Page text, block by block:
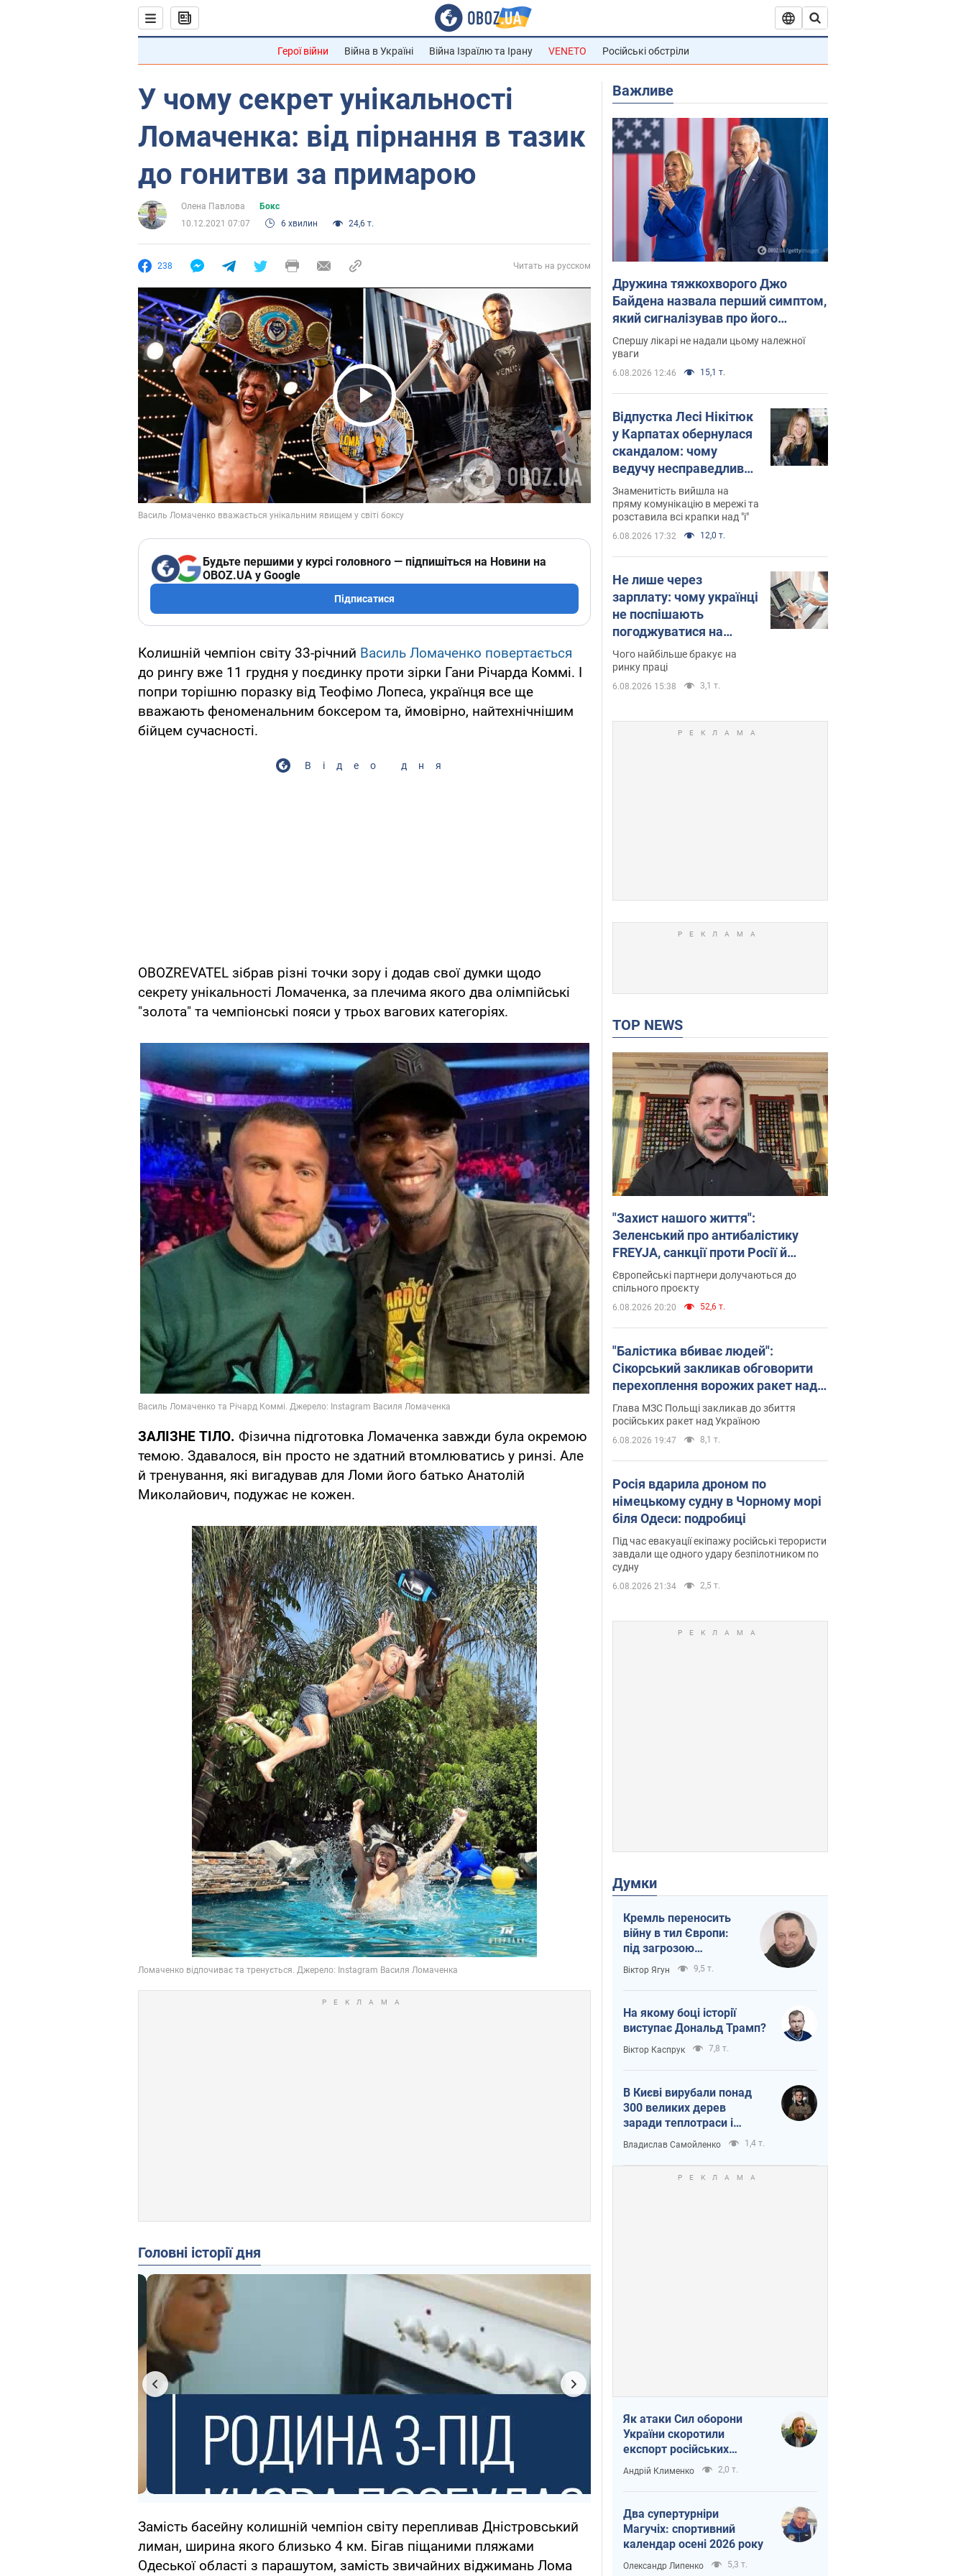
Герої війни Війна в Україні Війна Ізраїлю та Ірану VENETO Російські обстріли
У чому секрет унікальності
Ломаченка: від пірнання в тазик
до гонитви за примарою
Олена Павлова
Бокс
10.12.2021 07:07
6 хвилин 24,6 т.
238 Читать на русском
Play Video
Будьте першими у курсі головного — підпишіться на Новини на
OBOZ.UA у Google
Підписатися
Колишній чемпіон світу 33-річний Василь Ломаченко повертається
до рингу вже 11 грудня у поєдинку проти зірки Гани Річарда Коммі. І
попри торішню поразку від Теофімо Лопеса, українця все ще
вважають феноменальним боксером та, ймовірно, найтехнічнішим
бійцем сучасності.
Відео дня
OBOZREVATEL зібрав різні точки зору і додав свої думки щодо
секрету унікальності Ломаченка, за плечима якого два олімпійські
"золота" та чемпіонські пояси у трьох вагових категоріях.
ЗАЛІЗНЕ ТІЛО. Фізична підготовка Ломаченка завжди була окремою
темою. Здавалося, він просто не здатний втомлюватись у ринзі. Але
й тренування, які вигадував для Ломи його батько Анатолій
Миколайович, подужає не кожен.
Головні історії дня
Замість басейну колишній чемпіон світу перепливав Дністровський
лиман, ширина якого близько 4 км. Бігав піщаними пляжами
Одеської області з парашутом, замість звичайних віджимань Лома
Важливе
Дружина тяжкохворого Джо
Байдена назвала перший симптом,
який сигналізував про його
"агресивний" рак
Спершу лікарі не надали цьому належної
уваги
6.08.2026 12:46 15,1 т.
Відпустка Лесі Нікітюк
у Карпатах обернулася
скандалом: чому
ведучу несправедливо
захейтили
Знаменитість вийшла на
пряму комунікацію в мережі та
розставила всі крапки над "і"
6.08.2026 17:32 12,0 т.
Не лише через
зарплату: чому українці
не поспішають
погоджуватися на
вакансії
Чого найбільше бракує на
ринку праці
6.08.2026 15:38 3,1 т.
TOP NEWS
"Захист нашого життя":
Зеленський про антибалістику
FREYJA, санкції проти Росії й
підтримку аграріїв. Відео
Європейські партнери долучаються до
спільного проєкту
6.08.2026 20:20 52,6 т.
"Балістика вбиває людей":
Сікорський закликав обговорити
перехоплення ворожих ракет над
Україною
Глава МЗС Польщі закликав до збиття
російських ракет над Україною
6.08.2026 19:47 8,1 т.
Росія вдарила дроном по
німецькому судну в Чорному морі
біля Одеси: подробиці
Під час евакуації екіпажу російські терористи
завдали ще одного удару безпілотником по
судну
6.08.2026 21:34 2,5 т.
Думки
Кремль переносить
війну в тил Європи:
під загрозою
критична логістика
Віктор Ягун 9,5 т.
На якому боці історії
виступає Дональд Трамп?
Віктор Каспрук 7,8 т.
В Києві вирубали понад
300 великих дерев
заради теплотраси і
всупереч Генплану
Владислав Самойленко 1,4 т.
Як атаки Сил оборони
України скоротили
експорт російських
нафтопродуктів
Андрій Клименко 2,0 т.
Два супертурніри
Магучіх: спортивний
календар осені 2026 року
Олександр Липенко 5,3 т.